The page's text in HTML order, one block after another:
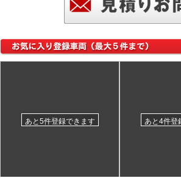
あと5件登録できます あと4件登